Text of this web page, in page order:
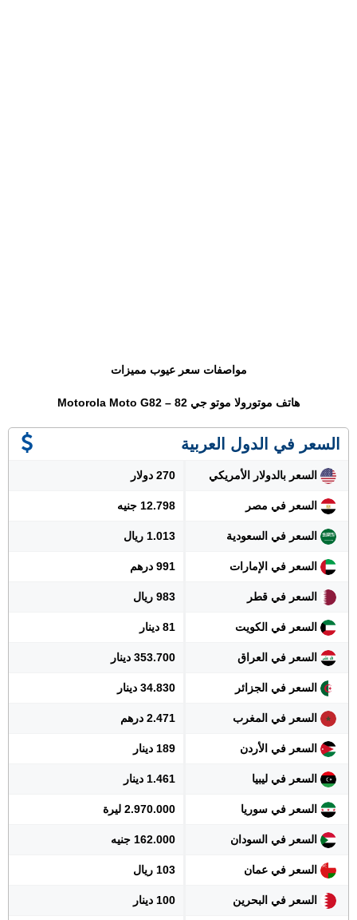
مواصفات سعر عيوب مميزات
هاتف موتورولا موتو جي 82 – Motorola Moto G82
السعر في الدول العربية
السعر بالدولار الأمريكي 270 دولار
السعر في مصر 12.798 جنيه
السعر في السعودية 1.013 ريال
السعر في الإمارات 991 درهم
السعر في قطر 983 ريال
السعر في الكويت 81 دينار
السعر في العراق 353.700 دينار
السعر في الجزائر 34.830 دينار
السعر في المغرب 2.471 درهم
السعر في الأردن 189 دينار
السعر في ليبيا 1.461 دينار
السعر في سوريا 2.970.000 ليرة
السعر في السودان 162.000 جنيه
السعر في عمان 103 ريال
السعر في البحرين 100 دينار